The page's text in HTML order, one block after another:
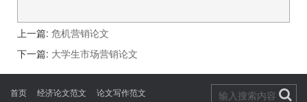
上一篇: 危机营销论文
下一篇: 大学生市场营销论文
首页 经济论文范文
论文写作范文